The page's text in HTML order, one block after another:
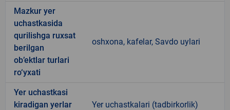
Mazkur yer
uchastkasida
qurilishga ruxsat
berilgan
ob’ektlar turlari
ro‘yxati
oshxona, kafelar, Savdo uylari
Yer uchastkasi
kiradigan yerlar
Yer uchastkalari (tadbirkorlik)